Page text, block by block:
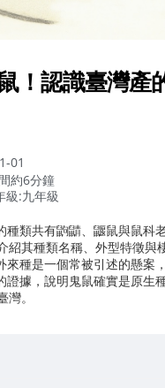
！認識臺灣產
01
約6分鐘
級:九年級
種類共有鼩鼱、鼴鼠與鼠科
紹其種類名稱、外型特徵與
來種是一個常被引述的懸案
證據，說明鬼鼠確實是原生
。